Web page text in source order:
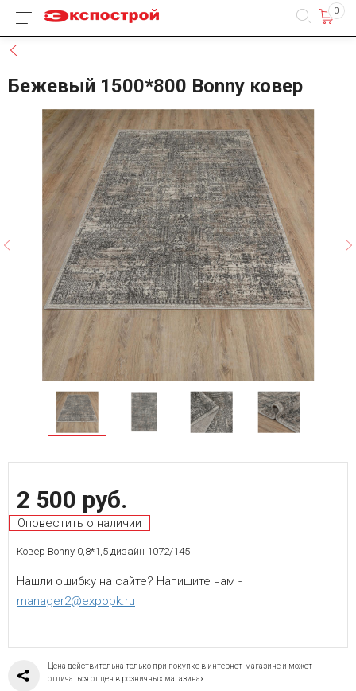
Каталог товаров 0
Бежевый 1500*800 Bonny ковер
2 500 руб.
Оповестить о наличии
Ковер Bonny 0,8*1,5 дизайн 1072/145
Нашли ошибку на сайте? Напишите нам -
manager2@expopk.ru
Цена действительна только при покупке в интернет-магазине и может
отличаться от цен в розничных магазинах